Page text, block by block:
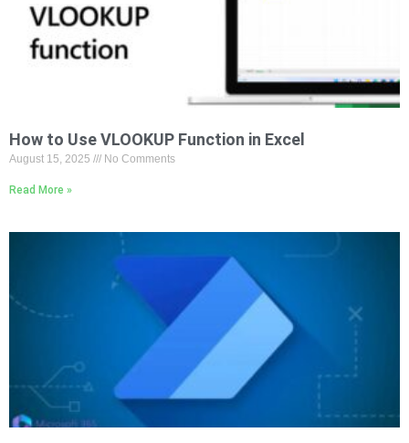
How to Use VLOOKUP Function in Excel
August 15, 2025 No Comments
Read More »